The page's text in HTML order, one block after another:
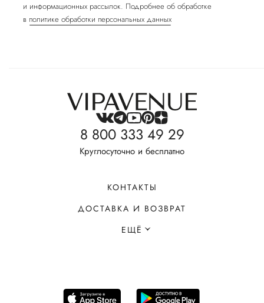
и информационных рассылок. Подробнее об обработке
в политике обработки персональных данных
8 800 333 49 29
Круглосуточно и бесплатно
КОНТАКТЫ
ДОСТАВКА И ВОЗВРАТ
ЕЩЁ